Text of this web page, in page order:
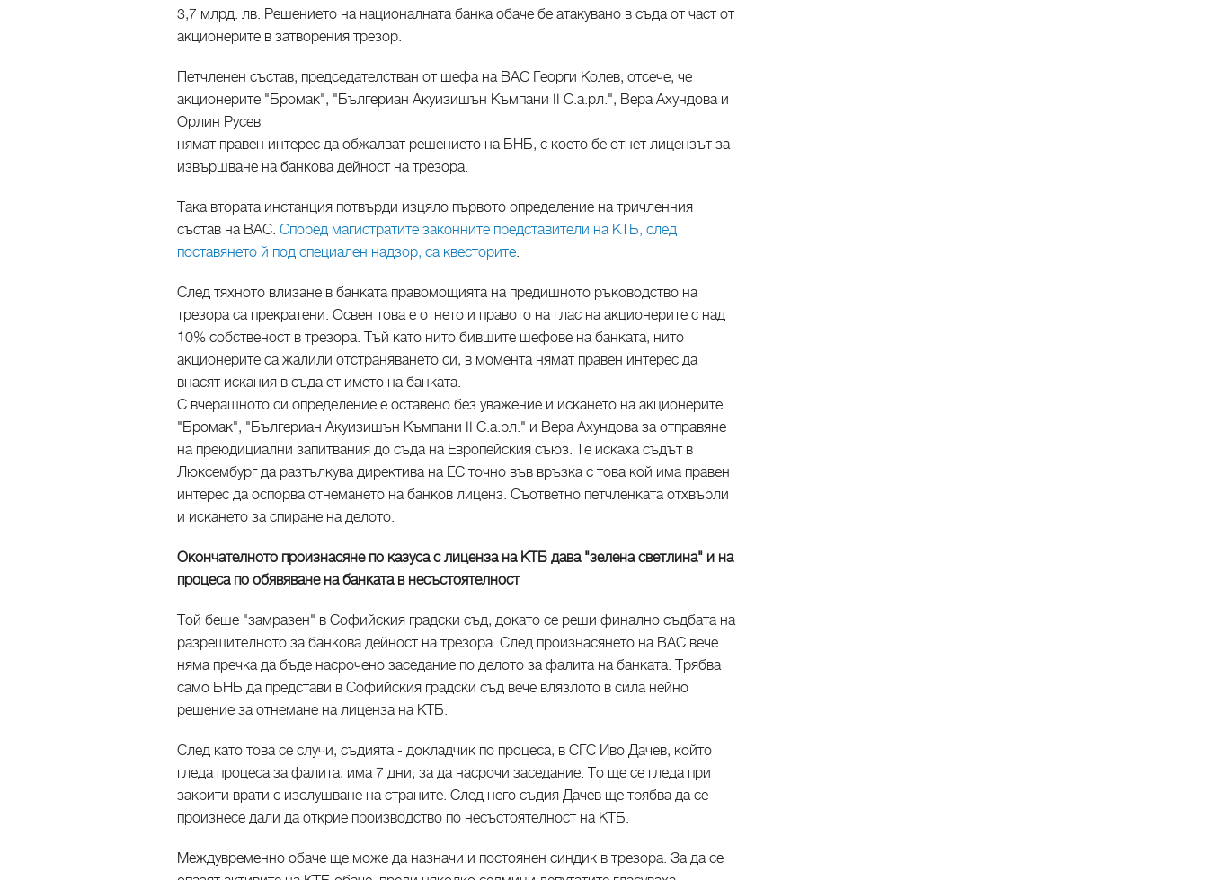
3,7 млрд. лв. Решението на националната банка обаче бе атакувано в съда от част от
акционерите в затворения трезор.
Петчленен състав, председателстван от шефа на ВАС Георги Колев, отсече, че
акционерите "Бромак", "Бългериан Акуизишън Къмпани II С.а.рл.", Вера Ахундова и
Орлин Русев
нямат правен интерес да обжалват решението на БНБ, с което бе отнет лицензът за
извършване на банкова дейност на трезора.
Така втората инстанция потвърди изцяло първото определение на тричленния
състав на ВАС. Според магистратите законните представители на КТБ, след
поставянето й под специален надзор, са квесторите.
След тяхното влизане в банката правомощията на предишното ръководство на
трезора са прекратени. Освен това е отнето и правото на глас на акционерите с над
10% собственост в трезора. Тъй като нито бившите шефове на банката, нито
акционерите са жалили отстраняването си, в момента нямат правен интерес да
внасят искания в съда от името на банката.
С вчерашното си определение е оставено без уважение и искането на акционерите
"Бромак", "Бългериан Акуизишън Къмпани II С.а.рл." и Вера Ахундова за отправяне
на преюдициални запитвания до съда на Европейския съюз. Те искаха съдът в
Люксембург да разтълкува директива на ЕС точно във връзка с това кой има правен
интерес да оспорва отнемането на банков лиценз. Съответно петчленката отхвърли
и искането за спиране на делото.
Окончателното произнасяне по казуса с лиценза на КТБ дава "зелена светлина" и на
процеса по обявяване на банката в несъстоятелност
Той беше "замразен" в Софийския градски съд, докато се реши финално съдбата на
разрешителното за банкова дейност на трезора. След произнасянето на ВАС вече
няма пречка да бъде насрочено заседание по делото за фалита на банката. Трябва
само БНБ да представи в Софийския градски съд вече влязлото в сила нейно
решение за отнемане на лиценза на КТБ.
След като това се случи, съдията - докладчик по процеса, в СГС Иво Дачев, който
гледа процеса за фалита, има 7 дни, за да насрочи заседание. То ще се гледа при
закрити врати с изслушване на страните. След него съдия Дачев ще трябва да се
произнесе дали да открие производство по несъстоятелност на КТБ.
Междувременно обаче ще може да назначи и постоянен синдик в трезора. За да се